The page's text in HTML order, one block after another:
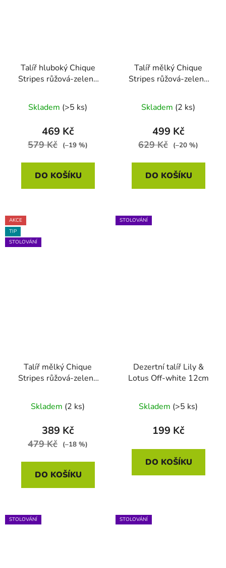
Talíř hluboký Chique
Stripes růžová-zelená
Skladem (>5 ks)
469 Kč
579 Kč (–19 %)
DO KOŠÍKU
Talíř mělký Chique
Stripes růžová-zelená
Skladem (2 ks)
499 Kč
629 Kč (–20 %)
DO KOŠÍKU
AKCE
TIP
STOLOVÁNÍ
Talíř mělký Chique
Stripes růžová-zelená
Skladem (2 ks)
389 Kč
479 Kč (–18 %)
DO KOŠÍKU
STOLOVÁNÍ
Dezertní talíř Lily &
Lotus Off-white 12cm
Skladem (>5 ks)
199 Kč
DO KOŠÍKU
STOLOVÁNÍ STOLOVÁNÍ